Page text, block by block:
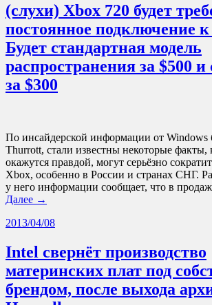
(слухи) Xbox 720 будет
постоянное подключение к
Будет стандартная модель
распространения за $500
за $300
По инсайдерской информации от Windows
Thurrott, стали известны некоторые факты,
окажутся правдой, могут серьёзно
Xbox, особенно в России и странах СНГ.
у него информации сообщает, что в
Далее →
2013/04/08
Intel свернёт производство
материнских плат под
брендом, после выхода